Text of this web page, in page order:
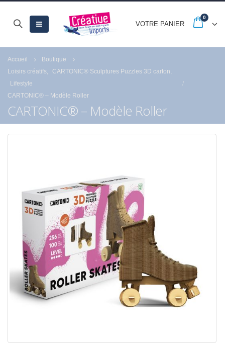
VOTRE PANIER
0
Accueil
Boutique
Loisirs créatifs
CARTONIC® Sculptures Puzzles 3D carton
Lifestyle
CARTONIC® – Modèle Roller
CARTONIC® – Modèle Roller